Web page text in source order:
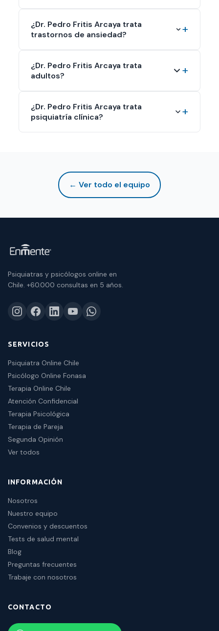
¿Dr. Pedro Fritis Arcaya trata
trastornos de ansiedad?
¿Dr. Pedro Fritis Arcaya trata
adultos?
¿Dr. Pedro Fritis Arcaya trata
psiquiatría clínica?
← Ver todo el equipo
Psiquiatras y psicólogos online en
Chile. +60.000 consultas en 5 años.
SERVICIOS
Psiquiatra Online Chile
Psicólogo Online Fonasa
Terapia Online Chile
Atención Confidencial
Terapia Psicológica
Terapia de Pareja
Segunda Opinión
Ver todos
INFORMACIÓN
Nosotros
Nuestro equipo
Convenios y descuentos
Tests de salud mental
Blog
Preguntas frecuentes
Trabaje con nosotros
CONTACTO